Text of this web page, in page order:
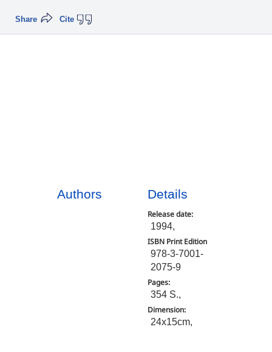
Cite
Share
Authors Details
Release date:
1994,
ISBN Print Edition
978-3-7001-
2075-9
Pages:
354 S.,
Dimension:
24x15cm,